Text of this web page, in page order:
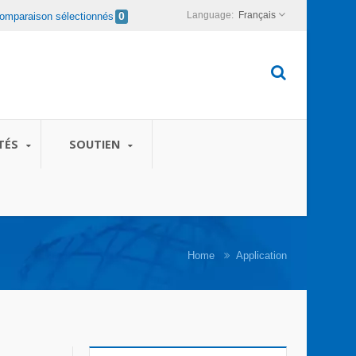
sélectionnés 0 Français
SOUTIEN
Home Application